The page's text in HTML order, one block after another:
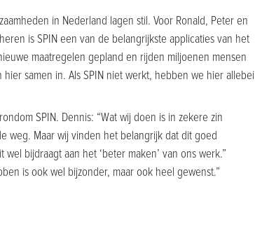
in Nederland lagen stil. Voor Ronald, Peter en
is SPIN een van de belangrijkste applicaties van het
maatregelen gepland en rijden miljoenen mensen
samen in. Als SPIN niet werkt, hebben we hier allebei
SPIN. Dennis: “Wat wij doen is in zekere zin
weg. Maar wij vinden het belangrijk dat dit goed
bijdraagt aan het ‘beter maken’ van ons werk.”
is ook wel bijzonder, maar ook heel gewenst.”